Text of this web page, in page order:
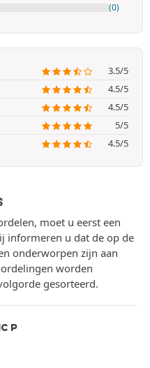
(0)
3.5/5
4.5/5
4.5/5
5/5
4.5/5
moet u eerst een
informeren u dat de op de
onderworpen zijn aan
worden
gesorteerd.
P